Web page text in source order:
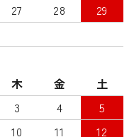
27 28
29
木 金
土
3 4
5
10 11
12